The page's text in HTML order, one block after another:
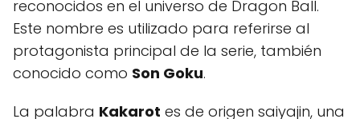
reconocidos en el universo de Dragon Ball.
Este nombre es utilizado para referirse al
protagonista principal de la serie, también
conocido como Son Goku.
La palabra Kakarot es de origen saiyajin, una